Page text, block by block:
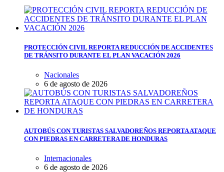
PROTECCIÓN CIVIL REPORTA REDUCCIÓN DE ACCIDENTES
DE TRÁNSITO DURANTE EL PLAN VACACIÓN 2026
Nacionales
6 de agosto de 2026
AUTOBÚS CON TURISTAS SALVADOREÑOS REPORTA ATAQUE
CON PIEDRAS EN CARRETERA DE HONDURAS
Internacionales
6 de agosto de 2026